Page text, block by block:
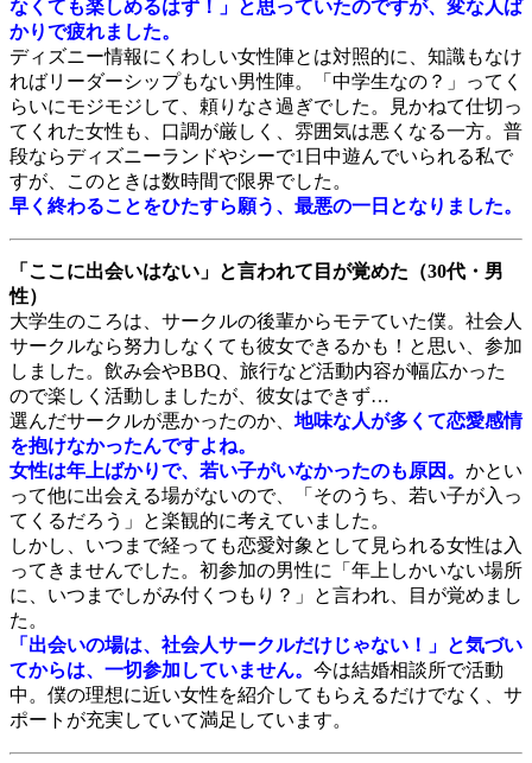
なくても楽しめるはず！」と思っていたのですが、変な人ば
かりで疲れました。
ディズニー情報にくわしい女性陣とは対照的に、知識もなけ
ればリーダーシップもない男性陣。「中学生なの？」ってく
らいにモジモジして、頼りなさ過ぎでした。見かねて仕切っ
てくれた女性も、口調が厳しく、雰囲気は悪くなる一方。普
段ならディズニーランドやシーで1日中遊んでいられる私で
すが、このときは数時間で限界でした。
早く終わることをひたすら願う、最悪の一日となりました。
「ここに出会いはない」と言われて目が覚めた（30代・男
性）
大学生のころは、サークルの後輩からモテていた僕。社会人
サークルなら努力しなくても彼女できるかも！と思い、参加
しました。飲み会やBBQ、旅行など活動内容が幅広かった
ので楽しく活動しましたが、彼女はできず…
選んだサークルが悪かったのか、 地味な人が多くて恋愛感情
を抱けなかったんですよね。
女性は年上ばかりで、若い子がいなかったのも原因。 かとい
って他に出会える場がないので、「そのうち、若い子が入っ
てくるだろう」と楽観的に考えていました。
しかし、いつまで経っても恋愛対象として見られる女性は入
ってきませんでした。初参加の男性に「年上しかいない場所
に、いつまでしがみ付くつもり？」と言われ、目が覚めまし
た。
「出会いの場は、社会人サークルだけじゃない！」と気づい
てからは、一切参加していません。 今は結婚相談所で活動
中。僕の理想に近い女性を紹介してもらえるだけでなく、サ
ポートが充実していて満足しています。